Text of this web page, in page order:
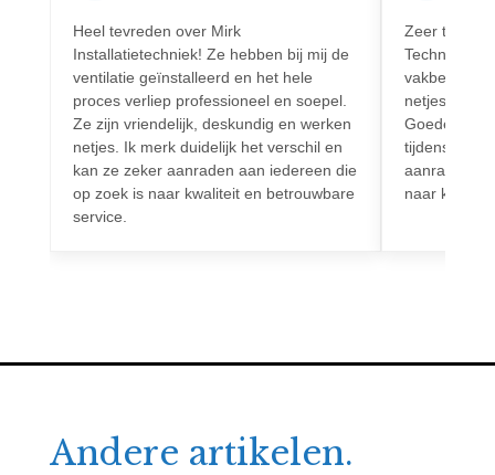
Heel tevreden over Mirk
Installatietechniek! Ze hebben bij mij de
ventilatie geïnstalleerd en het hele
proces verliep professioneel en soepel.
Ze zijn vriendelijk, deskundig en werken
netjes. Ik merk duidelijk het verschil en
kan ze zeker aanraden aan iedereen die
op zoek is naar kwaliteit en betrouwbare
service.
Zeer
Techniek!
netjes en
Goede
tijdens het
aanrader
naar
Andere artikelen.